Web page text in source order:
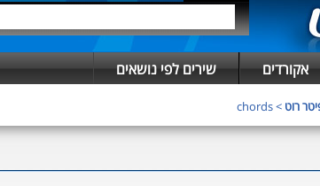
אקורדים שירים לפי נושאים
רוט > chords